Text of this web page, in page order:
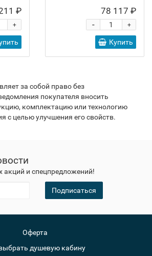
₽
+
78 117 ₽
+
-
Купить
за собой право без
покупателя вносить
комплектацию или технологию
с целью улучшения его свойств.
акций и спецпредложений!
Подписаться
Оферта
душевую кабину